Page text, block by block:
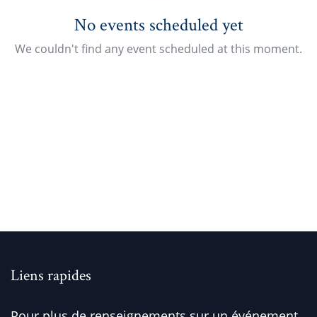
No events scheduled yet
We couldn't find any event scheduled at this moment.
Liens rapides